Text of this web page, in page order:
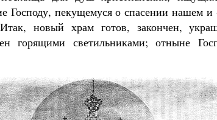
Господу, пекущемуся о спасении нашем
новый храм готов, закончен,
горящими светильниками; отныне